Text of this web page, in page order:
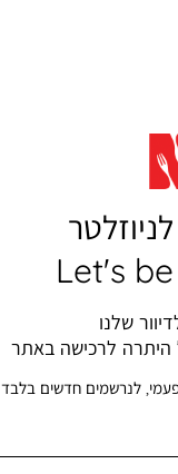
Let's
שלנו
היתרה לרכישה באתר
פעמי, לנרשמים חדשים בלבד